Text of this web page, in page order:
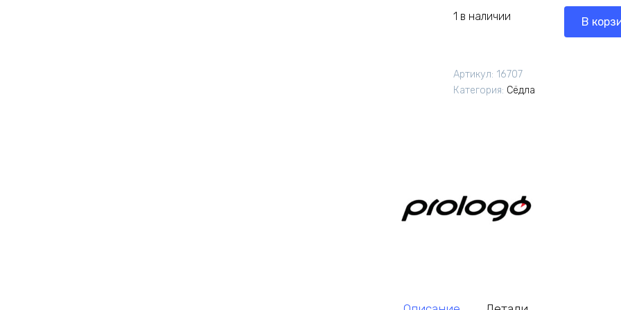
1 в наличии В
Артикул: 16707
Категория: Сёдла